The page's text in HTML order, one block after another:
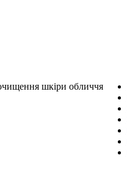
шкіри обличчя